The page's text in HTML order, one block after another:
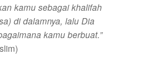
kamu sebagai khalifah
di dalamnya, lalu Dia
kamu berbuat.”